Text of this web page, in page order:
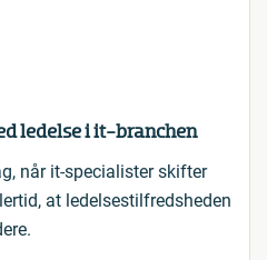
ledelse i it-branchen
når it-specialister skifter
at ledelsestilfredsheden